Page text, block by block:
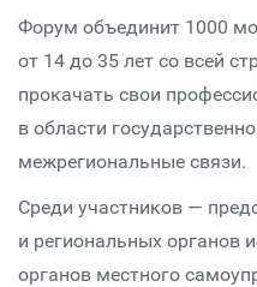
Форум объединит 1000
от 14 до 35 лет со всей
прокачать свои
в области
межрегиональные связи.
Среди участников —
и региональных органов
органов местного